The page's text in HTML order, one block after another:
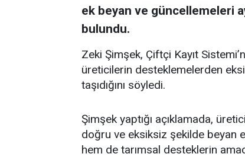
ek beyan ve güncellemeleri
bulundu.
Zeki Şimşek, Çiftçi Kayıt
üreticilerin desteklemelerden
taşıdığını söyledi.
Şimşek yaptığı açıklamada,
doğru ve eksiksiz şekilde beyan
hem de tarımsal desteklerin